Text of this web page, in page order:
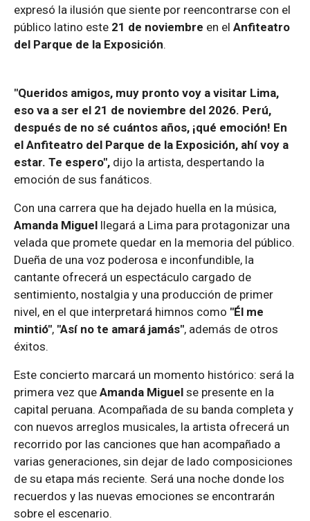
expresó la ilusión que siente por reencontrarse con el
público latino este 21 de noviembre en el Anfiteatro
del Parque de la Exposición.
"Queridos amigos, muy pronto voy a visitar Lima,
eso va a ser el 21 de noviembre del 2026. Perú,
después de no sé cuántos años, ¡qué emoción! En
el Anfiteatro del Parque de la Exposición, ahí voy a
estar. Te espero", dijo la artista, despertando la
emoción de sus fanáticos.
Con una carrera que ha dejado huella en la música,
Amanda Miguel llegará a Lima para protagonizar una
velada que promete quedar en la memoria del público.
Dueña de una voz poderosa e inconfundible, la
cantante ofrecerá un espectáculo cargado de
sentimiento, nostalgia y una producción de primer
nivel, en el que interpretará himnos como "Él me
mintió", "Así no te amará jamás", además de otros
éxitos.
Este concierto marcará un momento histórico: será la
primera vez que Amanda Miguel se presente en la
capital peruana. Acompañada de su banda completa y
con nuevos arreglos musicales, la artista ofrecerá un
recorrido por las canciones que han acompañado a
varias generaciones, sin dejar de lado composiciones
de su etapa más reciente. Será una noche donde los
recuerdos y las nuevas emociones se encontrarán
sobre el escenario.